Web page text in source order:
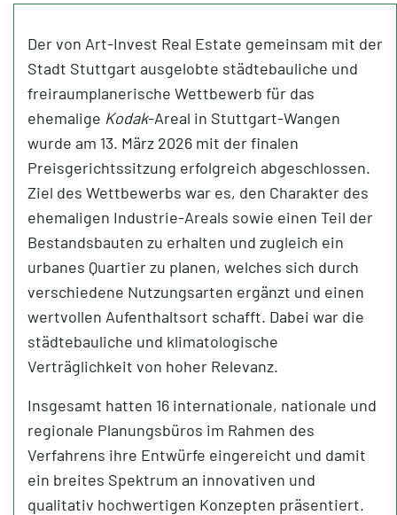
Der von Art-Invest Real Estate gemeinsam mit der
Stadt Stuttgart ausgelobte städtebauliche und
freiraumplanerische Wettbewerb für das
ehemalige Kodak-Areal in Stuttgart-Wangen
wurde am 13. März 2026 mit der finalen
Preisgerichtssitzung erfolgreich abgeschlossen.
Ziel des Wettbewerbs war es, den Charakter des
ehemaligen Industrie-Areals sowie einen Teil der
Bestandsbauten zu erhalten und zugleich ein
urbanes Quartier zu planen, welches sich durch
verschiedene Nutzungsarten ergänzt und einen
wertvollen Aufenthaltsort schafft. Dabei war die
städtebauliche und klimatologische
Verträglichkeit von hoher Relevanz.
Insgesamt hatten 16 internationale, nationale und
regionale Planungsbüros im Rahmen des
Verfahrens ihre Entwürfe eingereicht und damit
ein breites Spektrum an innovativen und
qualitativ hochwertigen Konzepten präsentiert.